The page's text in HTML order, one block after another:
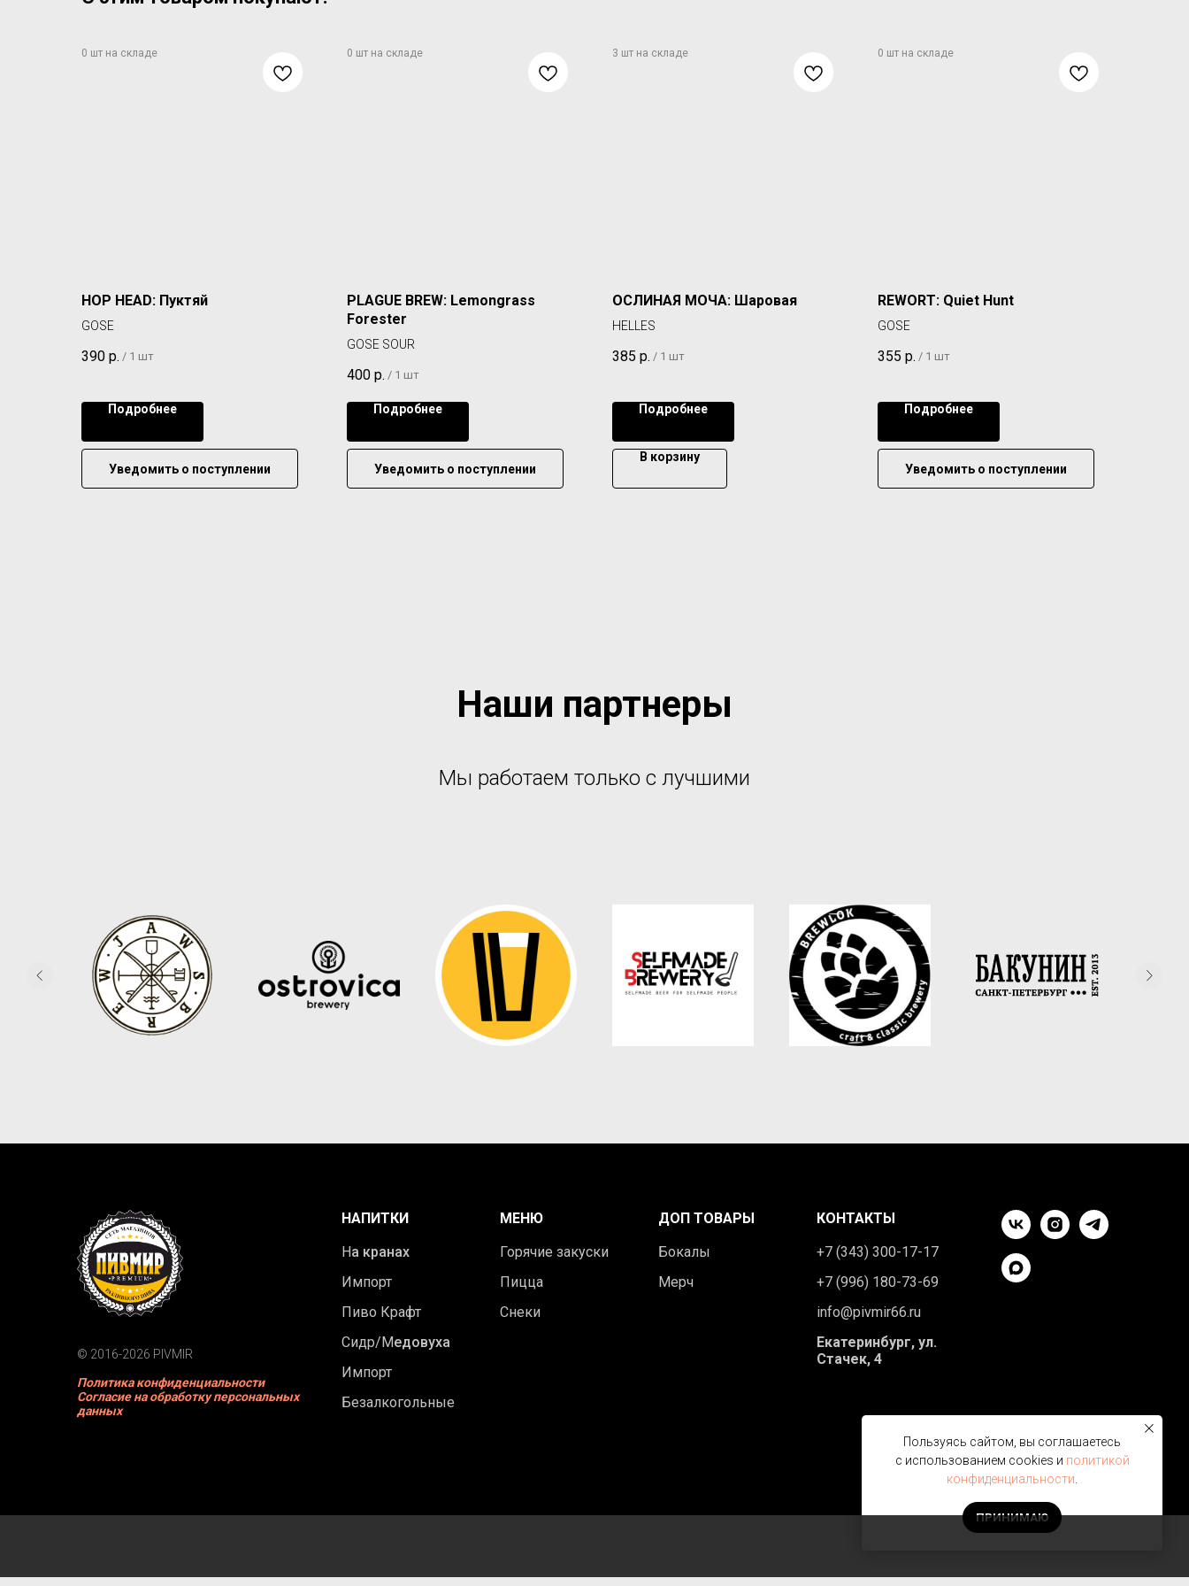
HOP HEAD: Пуктяй
GOSE
390 р. / 1 шт
Подробнее
Уведомить о поступлении
PLAGUE BREW: Lemongrass
Forester
GOSE SOUR
400 р. / 1 шт
Подробнее
Уведомить о поступлении
ОСЛИНАЯ МОЧА: Шаровая
HELLES
385 р. / 1 шт
Подробнее
В корзину
REWORT: Quiet Hunt
GOSE
355 р. / 1 шт
Подробнее
Уведомить о поступлении
Наши партнеры
Мы работаем только с лучшими
© 2016-2026 PIVMIR
Политика конфиденциальности
Согласие на обработку персональных
данных
НАПИТКИ
На кранах
Импорт
Пиво Крафт
Сидр/Медовуха
Импорт
Безалкогольные
МЕНЮ
Горячие закуски
Пицца
Снеки
ДОП ТОВАРЫ
Бокалы
Мерч
КОНТАКТЫ
+7 (343) 300-17-17
+7 (996) 180-73-69
info@pivmir66.ru
Екатеринбург, ул.
Стачек, 4
Пользуясь сайтом, вы соглашаетесь
с использованием cookies и политикой
конфиденциальности.
ПРИНИМАЮ